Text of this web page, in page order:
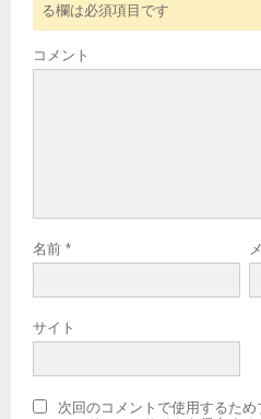
る欄は必須項目です
コメント
名前 *
サイト
次回のコメントで使用するた